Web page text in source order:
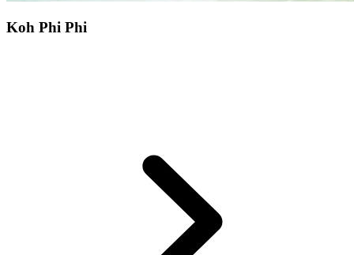
Koh Phi Phi